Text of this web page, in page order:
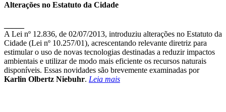
Alterações no Estatuto da Cidade
A Lei nº 12.836, de 02/07/2013, introduziu alterações no Estatuto da
Cidade (Lei nº 10.257/01), acrescentando relevante diretriz para
estimular o uso de novas tecnologias destinadas a reduzir impactos
ambientais e utilizar de modo mais eficiente os recursos naturais
disponíveis. Essas novidades são brevemente examinadas por
Karlin Olbertz Niebuhr. Leia mais